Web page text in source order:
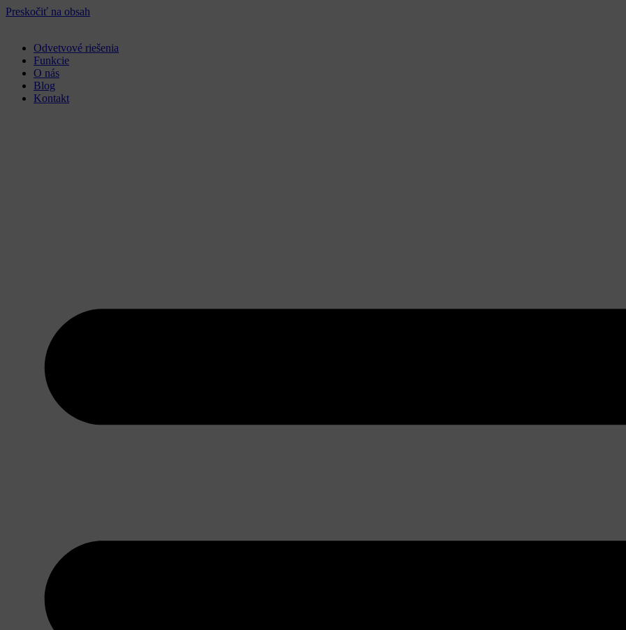
Preskočiť na obsah
Odvetvové riešenia
Funkcie
O nás
Blog
Kontakt